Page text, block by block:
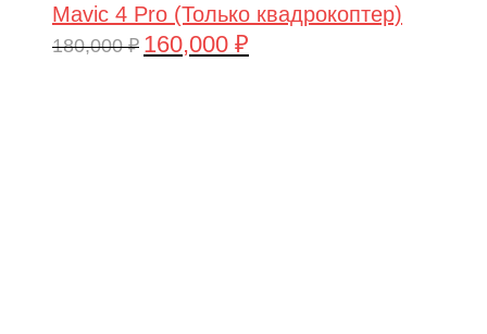
Mavic 4 Pro (Только квадрокоптер)
180,000₽ Первоначальная
160,000 ₽